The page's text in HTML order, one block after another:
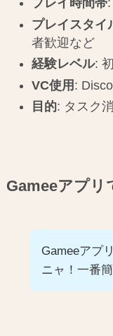
プレイ時間帯:
プレイスタイ
者歓迎など
経験レベル:
VC使用 :
目的: タスク
Gameeアプリ
Gameeアプ
ニャ！一番